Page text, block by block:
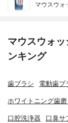
マウスウォ
マウスウォ
ンキング
歯ブラシ 電動歯ブ
ホワイトニング歯
口腔洗浄器 口臭サ